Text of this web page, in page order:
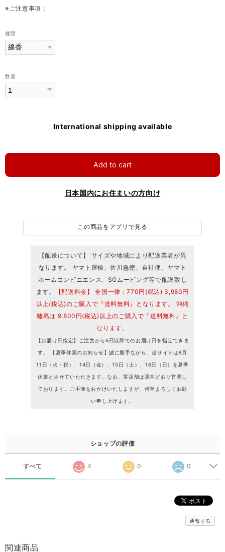
※ご注意事項：
種類
数量
International shipping available
Add to cart
日本国内にお住まいの方向け
この商品をアプリで見る
【配送について】 サイズや地域により配送業者が異
なります。 ヤマト運輸、佐川急便、自社便、ヤマト
ホームコンビニエンス、SGムービング等で配送致し
ます。
【配送料金】 全国一律：770円(税込) 3,980円
以上(税込)のご購入で『送料無料』となります。 沖縄
離島は 9,800円(税込)以上のご購入で『送料無料』と
なります。
【お届け日指定】ご注文から6日以降でのお届け日を指定できま
す。 【夏季休業のお知らせ】誠に勝手ながら、当サイトは8月
11日（火・祝）、14日（金）、15日（土）、16日（日）を夏季
休業とさせていただきます。なお、実店舗は通常どおり営業し
ております。ご不便をおかけいたしますが、何卒よろしくお願
い申し上げます。
ショップの評価
すべて 4 0 0
通報する
関連商品